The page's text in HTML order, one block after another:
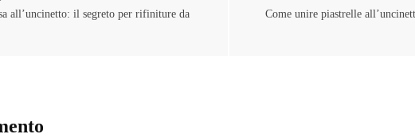
all’uncinetto: il segreto per rifiniture da
Come unire piastrelle